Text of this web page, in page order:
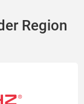
Region